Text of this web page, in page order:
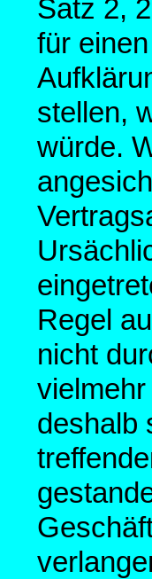
Satz 2,
für
stellen,
würde.
Regel
nicht
deshalb